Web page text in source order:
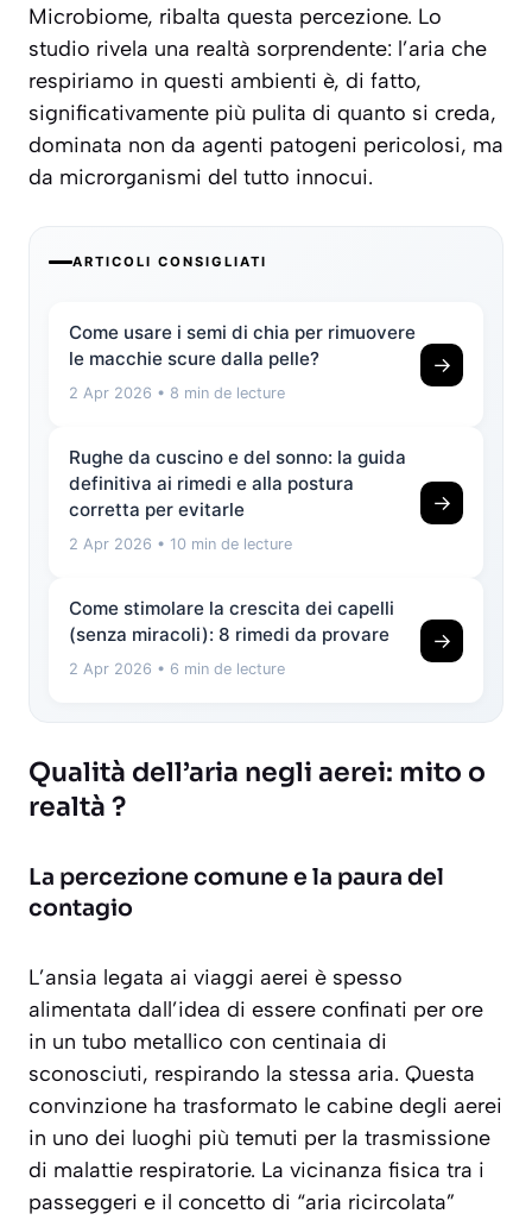
Microbiome, ribalta questa percezione. Lo
studio rivela una realtà sorprendente: l’aria che
respiriamo in questi ambienti è, di fatto,
significativamente più pulita di quanto si creda,
dominata non da agenti patogeni pericolosi, ma
da microrganismi del tutto innocui.
ARTICOLI CONSIGLIATI
Come usare i semi di chia per rimuovere
le macchie scure dalla pelle?
2 Apr 2026 • 8 min de lecture
→
Rughe da cuscino e del sonno: la guida
definitiva ai rimedi e alla postura
corretta per evitarle
2 Apr 2026 • 10 min de lecture
→
Come stimolare la crescita dei capelli
(senza miracoli): 8 rimedi da provare
2 Apr 2026 • 6 min de lecture
→
Qualità dell’aria negli aerei: mito o
realtà ?
La percezione comune e la paura del
contagio
L’ansia legata ai viaggi aerei è spesso
alimentata dall’idea di essere confinati per ore
in un tubo metallico con centinaia di
sconosciuti, respirando la stessa aria. Questa
convinzione ha trasformato le cabine degli aerei
in uno dei luoghi più temuti per la trasmissione
di malattie respiratorie. La vicinanza fisica tra i
passeggeri e il concetto di “aria ricircolata”